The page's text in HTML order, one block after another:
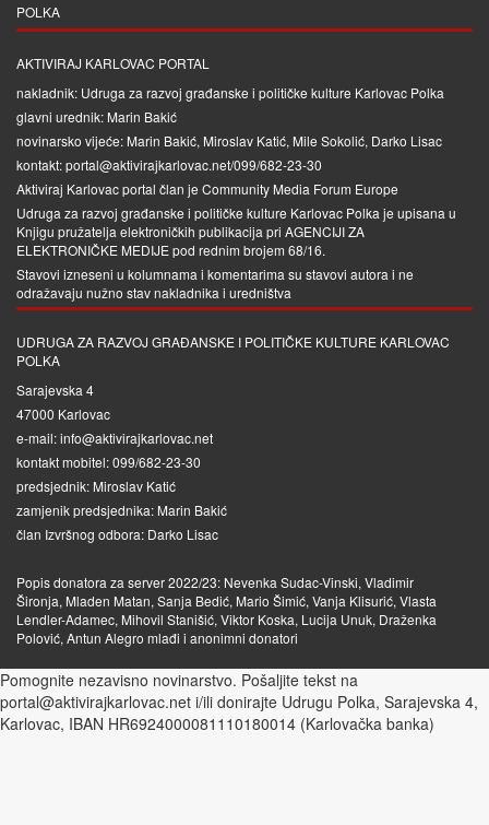
POLKA
AKTIVIRAJ KARLOVAC PORTAL
nakladnik: Udruga za razvoj građanske i političke kulture Karlovac Polka
glavni urednik: Marin Bakić
novinarsko vijeće: Marin Bakić, Miroslav Katić, Mile Sokolić, Darko Lisac
kontakt: portal@aktivirajkarlovac.net/099/682-23-30
Aktiviraj Karlovac portal član je Community Media Forum Europe
Udruga za razvoj građanske i političke kulture Karlovac Polka je upisana u
Knjigu pružatelja elektroničkih publikacija pri AGENCIJI ZA
ELEKTRONIČKE MEDIJEpod rednim brojem 68/16.
Stavovi izneseni u kolumnama i komentarima su stavovi autora i ne
odražavaju nužno stav nakladnika i uredništva
UDRUGA ZA RAZVOJ GRAĐANSKE I POLITIČKE KULTURE KARLOVAC
POLKA
Sarajevska 4
47000 Karlovac
e-mail: info@aktivirajkarlovac.net
kontakt mobitel: 099/682-23-30
predsjednik: Miroslav Katić
zamjenik predsjednika: Marin Bakić
član Izvršnog odbora: Darko Lisac
Popis donatora za server 2022/23: Nevenka Sudac-Vinski, Vladimir
Šironja, Mladen Matan, Sanja Bedić, Mario Šimić, Vanja Klisurić, Vlasta
Lendler-Adamec, Mihovil Stanišić, Viktor Koska, Lucija Unuk, Draženka
Polović, Antun Alegro mlađi i anonimni donatori
Pomognite nezavisno novinarstvo. Pošaljite tekst na
portal@aktivirajkarlovac.net i/ili donirajte Udrugu Polka, Sarajevska 4,
Karlovac, IBAN HR6924000081110180014 (Karlovačka banka)